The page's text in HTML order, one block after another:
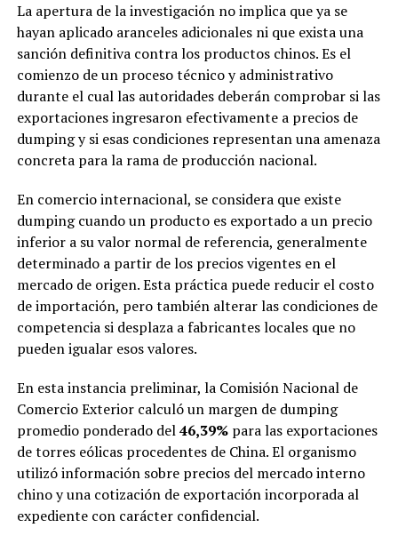
La apertura de la investigación no implica que ya se
hayan aplicado aranceles adicionales ni que exista una
sanción definitiva contra los productos chinos. Es el
comienzo de un proceso técnico y administrativo
durante el cual las autoridades deberán comprobar si las
exportaciones ingresaron efectivamente a precios de
dumping y si esas condiciones representan una amenaza
concreta para la rama de producción nacional.
En comercio internacional, se considera que existe
dumping cuando un producto es exportado a un precio
inferior a su valor normal de referencia, generalmente
determinado a partir de los precios vigentes en el
mercado de origen. Esta práctica puede reducir el costo
de importación, pero también alterar las condiciones de
competencia si desplaza a fabricantes locales que no
pueden igualar esos valores.
En esta instancia preliminar, la Comisión Nacional de
Comercio Exterior calculó un margen de dumping
promedio ponderado del46,39%para las exportaciones
de torres eólicas procedentes de China. El organismo
utilizó información sobre precios del mercado interno
chino y una cotización de exportación incorporada al
expediente con carácter confidencial.